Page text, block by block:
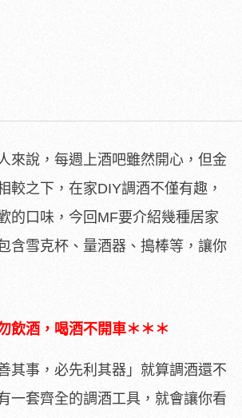
來說，每週上酒吧雖然開心，但金
較之下，在家DIY調酒不僅有趣，
的口味，今回MF要介紹幾種居家
含雪克杯、量酒器、搗棒等，讓你
飲酒，喝酒不開車＊＊＊
其事，必先利其器」就算調酒還不
一套齊全的調酒工具，就會讓你看